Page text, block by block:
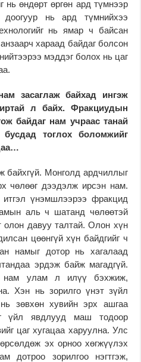
нь өндөрт өргөн ард түмнээр
нь ард түмнийхээ
нь ямар ч байсан
хараад байдаг болсон
мэддэг болох нь цаг
засаглаж байхад ингэж
л байх. Фракциудын
байдаг нам учраас танай
тоглох боломжийг
байхгүй. Монголд ардчиллыг
чөлөөг дээдэлж ирсэн нам.
үнэмшлээрээ фракцид
аль ч шатанд чөлөөтэй
олон давуу талтай. Олон хүн
цөөнгүй хүн байдгийг ч
намыг дотор нь хагалаад
эрдэж байж магадгүй.
нам улам л илүү бэхжиж,
Хэн нь зорилго үнэт зүйл
зөвхөн хувийн эрх ашгаа
үйл явдлууд маш тодоор
цаг хугацаа харуулна. Улс
эх орноо хөгжүүлэх
дотроо зорилгоо нэгтгэж,